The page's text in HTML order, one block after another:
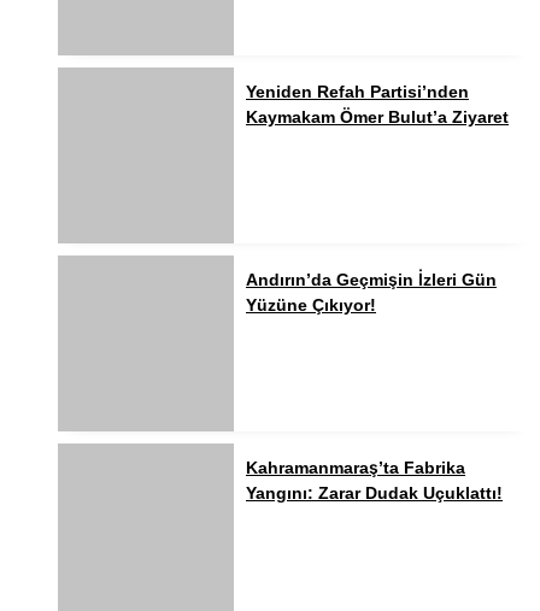
Yeniden Refah Partisi’nden
Kaymakam Ömer Bulut’a Ziyaret
Andırın’da Geçmişin İzleri Gün
Yüzüne Çıkıyor!
Kahramanmaraş’ta Fabrika
Yangını: Zarar Dudak Uçuklattı!